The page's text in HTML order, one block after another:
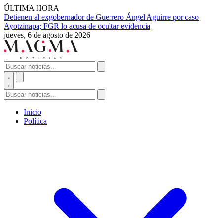
ÚLTIMA HORA
Detienen al exgobernador de Guerrero Ángel Aguirre por caso
Ayotzinapa; FGR lo acusa de ocultar evidencia
jueves, 6 de agosto de 2026
Inicio
Política